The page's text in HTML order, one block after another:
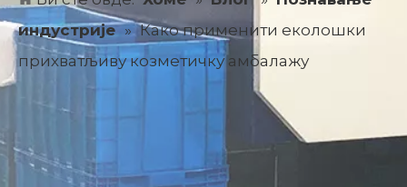
индустрије » Како применити еколошки
прихватљиву козметичку амбалажу